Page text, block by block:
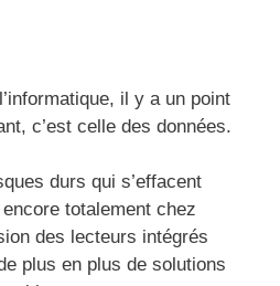
il y a un point
c’est celle des données.
durs qui s’effacent
totalement chez
des lecteurs intégrés
plus en plus de solutions